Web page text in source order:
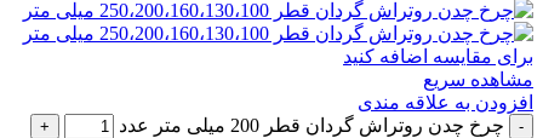
برای مقایسه اضافه کنید
مشاهده سریع
افزودن به علاقه مندی
چرخ چدن روتراش گردان قطر 200 میلی متر عدد